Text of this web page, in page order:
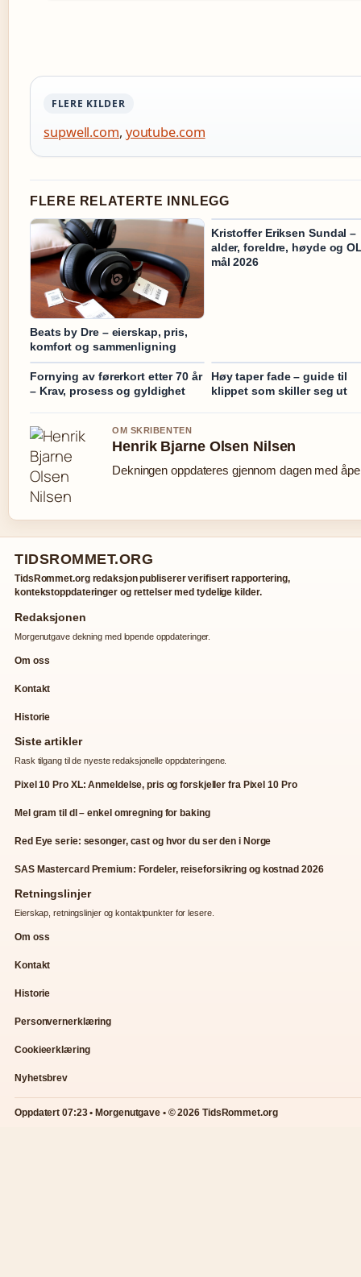
FLERE KILDER
supwell.com, youtube.com
FLERE RELATERTE INNLEGG
Beats by Dre – eierskap, pris,
komfort og sammenligning
Kristoffer Eriksen Sundal –
alder, foreldre, høyde og
mål 2026
Fornying av førerkort etter 70 år
– Krav, prosess og gyldighet
Høy taper fade – guide til
klippet som skiller seg ut
OM SKRIBENTEN
Henrik Bjarne Olsen Nilsen
Dekningen oppdateres gjennom dagen med
TIDSROMMET.ORG
TidsRommet.org redaksjon publiserer verifisert rapportering,
kontekstoppdateringer og rettelser med tydelige kilder.
Redaksjonen
Morgenutgave dekning med lopende oppdateringer.
Om oss
Kontakt
Historie
Siste artikler
Rask tilgang til de nyeste redaksjonelle oppdateringene.
Pixel 10 Pro XL: Anmeldelse, pris og forskjeller fra Pixel 10 Pro
Mel gram til dl – enkel omregning for baking
Red Eye serie: sesonger, cast og hvor du ser den i Norge
SAS Mastercard Premium: Fordeler, reiseforsikring og kostnad 2026
Retningslinjer
Eierskap, retningslinjer og kontaktpunkter for lesere.
Om oss
Kontakt
Historie
Personvernerklæring
Cookieerklæring
Nyhetsbrev
Oppdatert 07:23 • Morgenutgave • © 2026 TidsRommet.org